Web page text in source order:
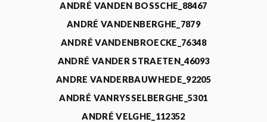
ANDRÉ VANDEN BOSSCHE_88467
ANDRÉ VANDENBERGHE_7879
ANDRÉ VANDENBROECKE_76348
ANDRÉ VANDER STRAETEN_46093
ANDRE VANDERBAUWHEDE_92205
ANDRÉ VANRYSSELBERGHE_5301
ANDRÉ VELGHE_112352